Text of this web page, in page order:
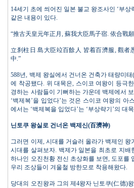
14세기 초에 씌어진 일본 불교 왕조사인 ‘부
같은 내용이 있다.
“推古天皇元年正月, 蘇我大臣馬子宿. 依合戰
立刹柱日 島大臣竝百餘人 皆着百濟服, 觀者
中.”
588년, 백제 왕실에서 건너온 건축가 태량미
에 착공됐다. 위 대목은, 스이코 여왕이 등극
경하는 사람들이 기뻐하는 가운데 백제에서
‘백제복’을 입었다’는 것은 스이코 여왕의
에서는 ‘백제복을 입었다’는 ‘부상략기’의 대
닌토쿠 왕실로 건너온 백제신(百濟神)
그러면 이제, 시대를 거슬러 올라가 백제인 왕
시대를 살펴보자. 백제가 일본을 최초로 지
하나인 오진천황 전신 초상화를 보면, 도포를
우리 조상들이 겨울철 방한모로 착용해왔다.
당대의 오진왕과 그의 제4왕자 닌토쿠(仁德)